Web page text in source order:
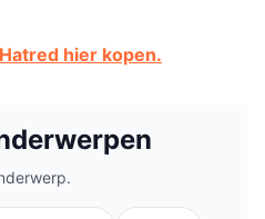
hier kopen.